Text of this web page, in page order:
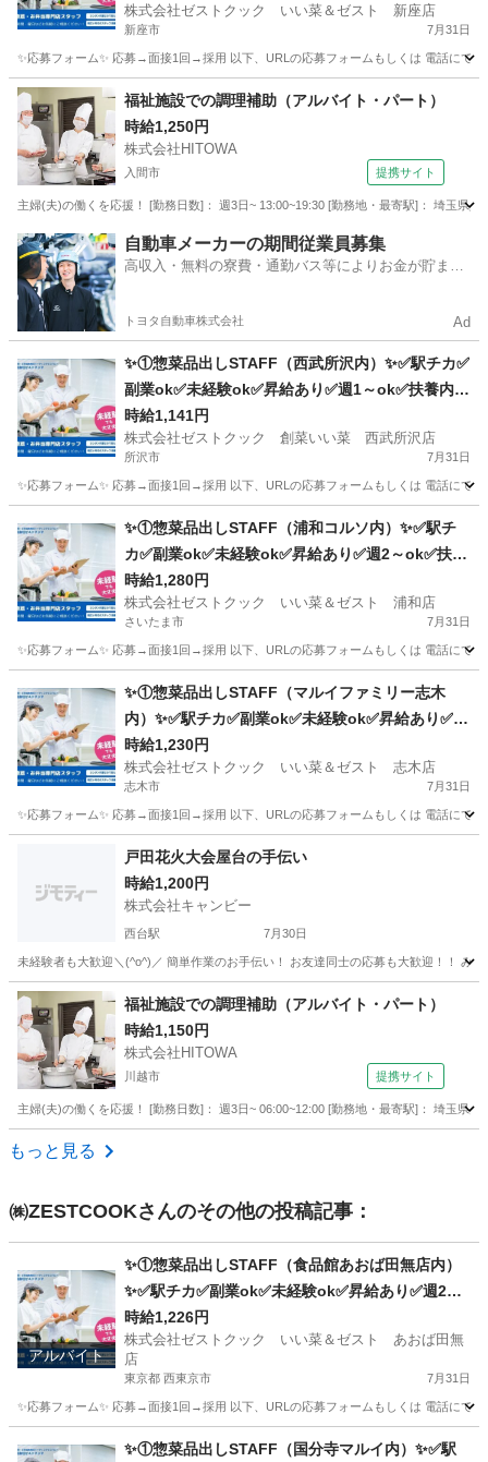
株式会社ゼストクック いい菜＆ゼスト 新座店
新座市 7月31日
✨応募フォーム✨ 応募→面接1回→採用 以下、URLの応募フォームもしくは 電話にて
埼玉 新座市 キッチン スタッフ
福祉施設での調理補助（アルバイト・パート）
時給1,250円
株式会社HITOWA
入間市 提携サイト
主婦(夫)の働くを応援！ [勤務日数]： 週3日~ 13:00~19:30 [勤務地・最寄駅]： 埼玉県
埼玉 入間市 その他
自動車メーカーの期間従業員募集
高収入・無料の寮費・通勤バス等によりお金が貯まり
トヨタ自動車株式会社 Ad
✨①惣菜品出しSTAFF（西武所沢内）✨✅駅チカ✅
副業ok✅未経験ok✅昇給あり✅週1～ok✅扶養内o
k
時給1,141円
株式会社ゼストクック 創菜いい菜 西武所沢店
所沢市 7月31日
✨応募フォーム✨ 応募→面接1回→採用 以下、URLの応募フォームもしくは 電話にて
キッチン スタッフ
✨①惣菜品出しSTAFF（浦和コルソ内）✨✅駅チ
カ✅副業ok✅未経験ok✅昇給あり✅週2～ok✅扶養
内ok
時給1,280円
株式会社ゼストクック いい菜＆ゼスト 浦和店
さいたま市 7月31日
✨応募フォーム✨ 応募→面接1回→採用 以下、URLの応募フォームもしくは 電話にて
さいたま市 キッチン
✨①惣菜品出しSTAFF（マルイファミリー志木
内）✨✅駅チカ✅副業ok✅未経験ok✅昇給あり✅週
2～ok✅扶養内ok
時給1,230円
株式会社ゼストクック いい菜＆ゼスト 志木店
志木市 7月31日
✨応募フォーム✨ 応募→面接1回→採用 以下、URLの応募フォームもしくは 電話にて
キッチン スタッフ
戸田花火大会屋台の手伝い
時給1,200円
株式会社キャンビー
西台駅 7月30日
埼玉 戸田市 西台駅 飲食 花火大会
福祉施設での調理補助（アルバイト・パート）
時給1,150円
株式会社HITOWA
川越市 提携サイト
主婦(夫)の働くを応援！ [勤務日数]： 週3日~ 06:00~12:00 [勤務地・最寄駅]： 埼玉県
埼玉 川越市
もっと見る
㈱ZESTCOOKさんのその他の投稿記事：
アルバイト
✨①惣菜品出しSTAFF（食品館あおば田無店内）
✨✅駅チカ✅副業ok✅未経験ok✅昇給あり✅週2～
ok✅扶養内ok
時給1,226円
株式会社ゼストクック いい菜＆ゼスト あおば田無
店
東京都 西東京市 7月31日
✨応募フォーム✨ 応募→面接1回→採用 以下、URLの応募フォームもしくは 電話にて
キッチン
✨①惣菜品出しSTAFF（国分寺マルイ内）✨✅駅